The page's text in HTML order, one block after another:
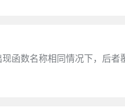
函数名称相同情况下，后者